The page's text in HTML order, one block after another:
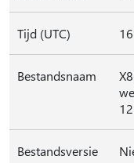
Tijd (UTC)
Bestandsnaam
Bestandsversie